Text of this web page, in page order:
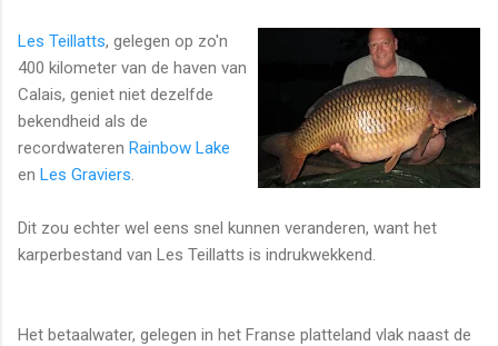
Les Teillatts, gelegen op zo'n
400 kilometer van de haven van
Calais, geniet niet dezelfde
bekendheid als de
recordwateren Rainbow Lake
en Les Graviers
Dit zou echter wel eens snel kunnen veranderen, want het
karperbestand van Les Teillatts is indrukwekkend.
Het betaalwater, gelegen in het Franse platteland vlak naast de